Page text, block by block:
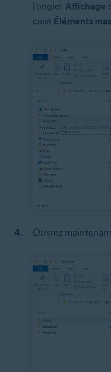
l’onglet Affichage
case Éléments
Ouvrez